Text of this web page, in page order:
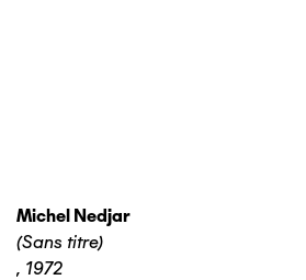
Michel Nedjar
(Sans titre)
, 1972